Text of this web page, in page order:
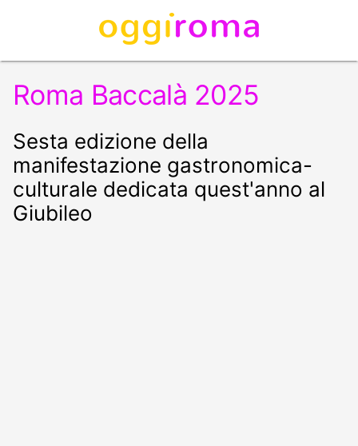
Roma Baccalà 2025
Sesta edizione della
manifestazione gastronomica-
culturale dedicata quest'anno al
Giubileo